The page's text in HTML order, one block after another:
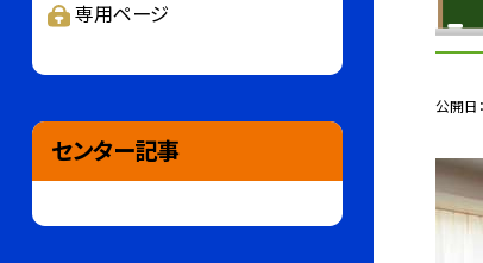
公開日
専用ページ
センター記事